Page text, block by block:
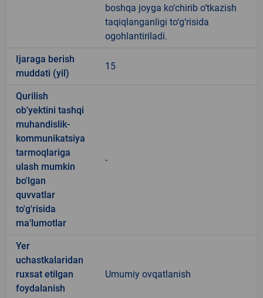
boshqa joyga ko‘chirib o‘tkazish
taqiqlanganligi to‘g‘risida
ogohlantiriladi.
Ijaraga berish
muddati (yil)
15
Qurilish
ob'yektini tashqi
muhandislik-
kommunikatsiya
tarmoqlariga
ulash mumkin
bo'lgan
quvvatlar
to'g'risida
ma'lumotlar
-
Yer
uchastkalaridan
ruxsat etilgan
foydalanish
Umumiy ovqatlanish